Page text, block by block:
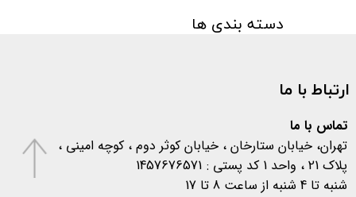
دسته بندی ها
اخبار آزمایشگاهی
متفرقهارتباط با ما
تماس با ما
تهران، خیابان ستارخان ، خیابان کوثر دوم ، کوچه امینی ،
پلاک 21 ، واحد 1 کد پستی : 1457676571
شنبه تا 4 شنبه از ساعت 8 تا 17